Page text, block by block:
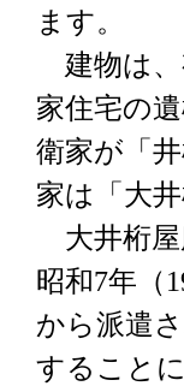
ます。
建物は、
家住宅の
衛家が「
家は「大
大井桁屋
昭和7年（
から派遣
すること